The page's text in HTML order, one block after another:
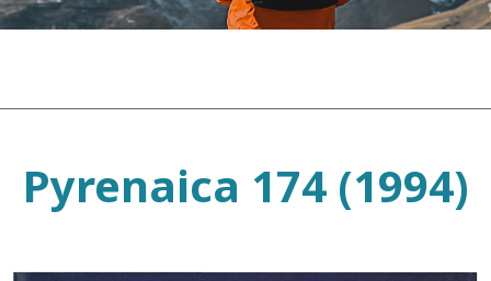
Pyrenaica 174 (1994)